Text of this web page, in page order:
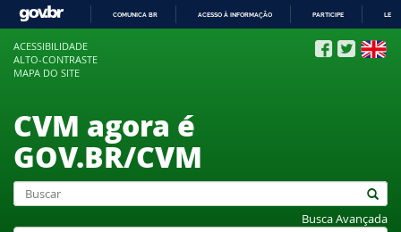
COMUNICA BR ACESSO À INFORMAÇÃO PARTICIPE
ACESSIBILIDADE
ALTO-CONTRASTE
MAPA DO SITE
CVM agora é
GOV.BR/CVM
Busca Avançada